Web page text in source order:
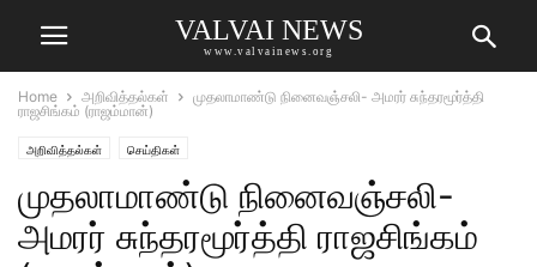
VALVAI NEWS
www.valvainews.org
Home அறிவித்தல்கள்
முதலாமாண்டு நினைவஞ்சலி- அமரர் சுந்தரமூர்த்தி
ராஜசிங்கம் (ராஜம்மான்)
அறிவித்தல்கள் செய்திகள்
முதலாமாண்டு நினைவஞ்சலி-
அமரர் சுந்தரமூர்த்தி ராஜசிங்கம்